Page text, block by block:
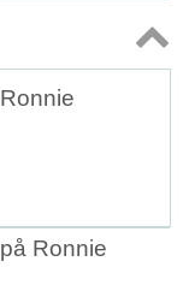
Topp
Ronnie